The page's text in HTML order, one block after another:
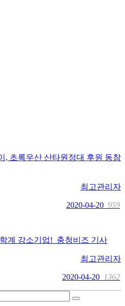
, 초록우산 산타원정대 후원 동참
최고관리자
2020-04-20 959
계 강소기업!_충청비즈 기사
최고관리자
2020-04-20 1362